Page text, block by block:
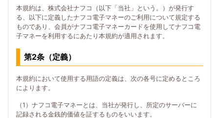
本規約は、株式会社ナフコ（以下「当社」という。）が発行す
る、以下に定義したナフコ電子マネーのご利用について規定する
ものであり、会員がナフコ電子マネーカードを使用してナフコ電
子マネーを利用するにあたり本規約が適用されます。
第2条（定義）
本規約において使用する用語の定義は、次の各号に定めるところ
によります。
（1）ナフコ電子マネーとは、当社が発行し、所定のサーバーに
記録される金銭的価値を証するものをいいます。